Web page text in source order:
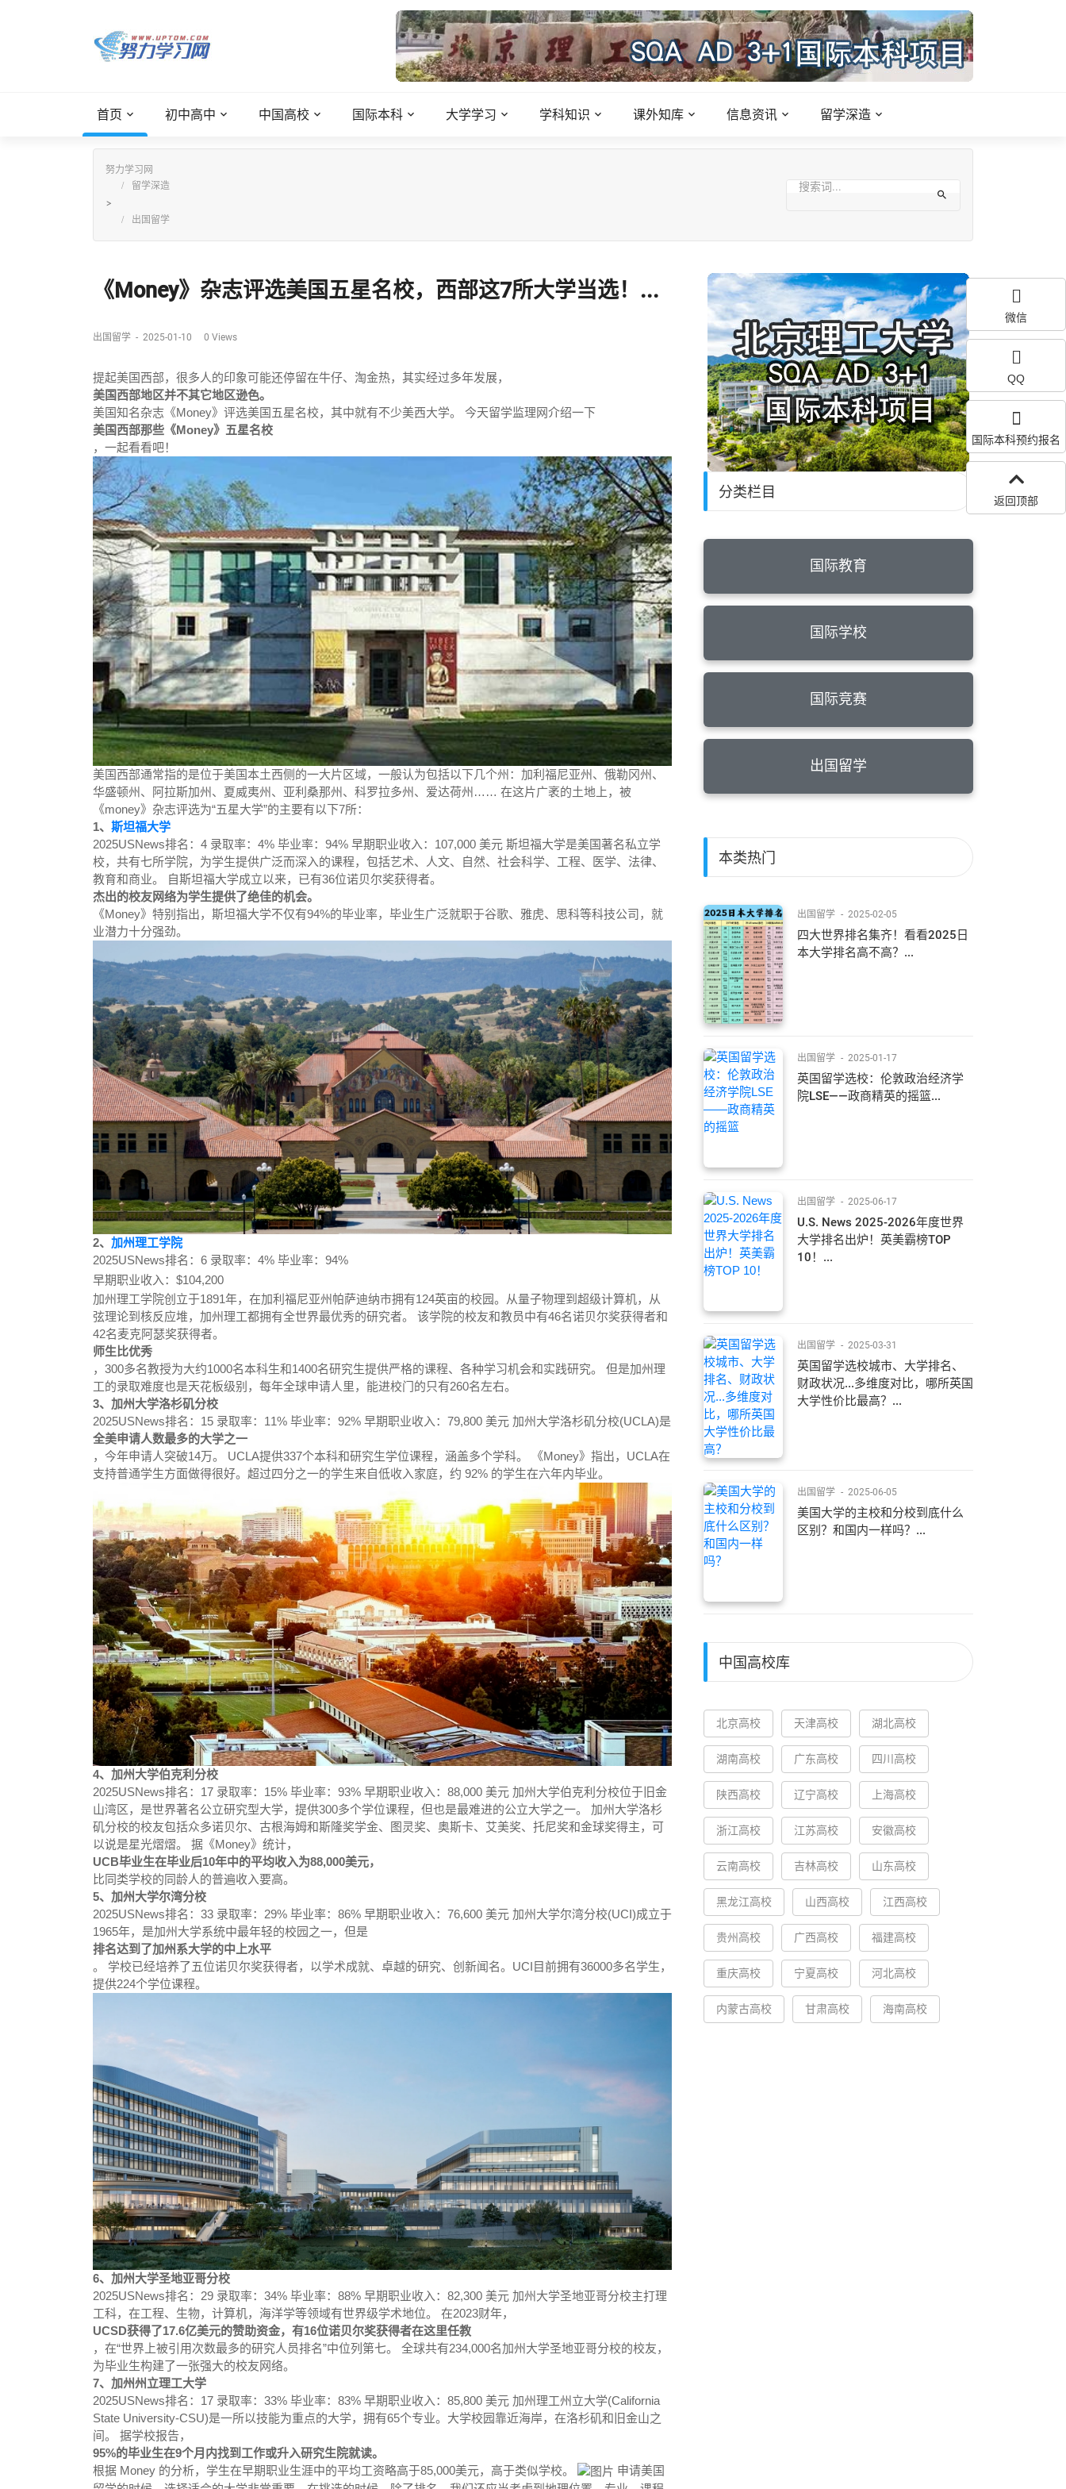
首页 初中高中 中国高校 国际本科 大学学习 学科知识 课外知库 信息资讯 留学深造
努力学习网
留学深造
>
出国留学
《Money》杂志评选美国五星名校，西部这7所大学当选！...
出国留学 - 2025-01-10 0 Views
提起美国西部，很多人的印象可能还停留在牛仔、淘金热，其实经过多年发展，
美国西部地区并不其它地区逊色。
美国知名杂志《Money》评选美国五星名校，其中就有不少美西大学。 今天留学监理网介绍一下
美国西部那些《Money》五星名校
，一起看看吧！
美国西部通常指的是位于美国本土西侧的一大片区域，一般认为包括以下几个州：加利福尼亚州、俄勒冈州、
华盛顿州、阿拉斯加州、夏威夷州、亚利桑那州、科罗拉多州、爱达荷州…… 在这片广袤的土地上，被
《money》杂志评选为“五星大学”的主要有以下7所：
1、 斯坦福大学
2025USNews排名：4 录取率：4% 毕业率：94% 早期职业收入：107,000 美元 斯坦福大学是美国著名私立学
校，共有七所学院，为学生提供广泛而深入的课程，包括艺术、人文、自然、社会科学、工程、医学、法律、
教育和商业。 自斯坦福大学成立以来，已有36位诺贝尔奖获得者。
杰出的校友网络为学生提供了绝佳的机会。
《Money》特别指出，斯坦福大学不仅有94%的毕业率，毕业生广泛就职于谷歌、雅虎、思科等科技公司，就
业潜力十分强劲。
2、 加州理工学院
2025USNews排名：6 录取率：4% 毕业率：94%
早期职业收入：$104,200
加州理工学院创立于1891年，在加利福尼亚州帕萨迪纳市拥有124英亩的校园。从量子物理到超级计算机，从
弦理论到核反应堆，加州理工都拥有全世界最优秀的研究者。 该学院的校友和教员中有46名诺贝尔奖获得者和
42名麦克阿瑟奖获得者。
师生比优秀
，300多名教授为大约1000名本科生和1400名研究生提供严格的课程、各种学习机会和实践研究。 但是加州理
工的录取难度也是天花板级别，每年全球申请人里，能进校门的只有260名左右。
3、加州大学洛杉矶分校
2025USNews排名：15 录取率：11% 毕业率：92% 早期职业收入：79,800 美元 加州大学洛杉矶分校(UCLA)是
全美申请人数最多的大学之一
，今年申请人突破14万。 UCLA提供337个本科和研究生学位课程，涵盖多个学科。 《Money》指出，UCLA在
支持普通学生方面做得很好。超过四分之一的学生来自低收入家庭，约 92% 的学生在六年内毕业。
4、加州大学伯克利分校
2025USNews排名：17 录取率：15% 毕业率：93% 早期职业收入：88,000 美元 加州大学伯克利分校位于旧金
山湾区，是世界著名公立研究型大学，提供300多个学位课程，但也是最难进的公立大学之一。 加州大学洛杉
矶分校的校友包括众多诺贝尔、古根海姆和斯隆奖学金、图灵奖、奥斯卡、艾美奖、托尼奖和金球奖得主，可
以说是星光熠熠。 据《Money》统计，
UCB毕业生在毕业后10年中的平均收入为88,000美元，
比同类学校的同龄人的普遍收入要高。
5、加州大学尔湾分校
2025USNews排名：33 录取率：29% 毕业率：86% 早期职业收入：76,600 美元 加州大学尔湾分校(UCI)成立于
1965年，是加州大学系统中最年轻的校园之一，但是
排名达到了加州系大学的中上水平
。 学校已经培养了五位诺贝尔奖获得者，以学术成就、卓越的研究、创新闻名。UCI目前拥有36000多名学生，
提供224个学位课程。
6、加州大学圣地亚哥分校
2025USNews排名：29 录取率：34% 毕业率：88% 早期职业收入：82,300 美元 加州大学圣地亚哥分校主打理
工科，在工程、生物，计算机，海洋学等领域有世界级学术地位。 在2023财年，
UCSD获得了17.6亿美元的赞助资金，有16位诺贝尔奖获得者在这里任教
，在“世界上被引用次数最多的研究人员排名”中位列第七。 全球共有234,000名加州大学圣地亚哥分校的校友，
为毕业生构建了一张强大的校友网络。
7、加州州立理工大学
2025USNews排名：17 录取率：33% 毕业率：83% 早期职业收入：85,800 美元 加州理工州立大学(California
State University-CSU)是一所以技能为重点的大学，拥有65个专业。大学校园靠近海岸，在洛杉矶和旧金山之
间。 据学校报告，
95%的毕业生在9个月内找到工作或升入研究生院就读。
根据 Money 的分析，学生在早期职业生涯中的平均工资略高于85,000美元，高于类似学校。
申请美国
分类栏目
国际教育
国际学校
国际竞赛
出国留学
本类热门
出国留学 - 2025-02-05
四大世界排名集齐！看看2025日
本大学排名高不高？...
出国留学 - 2025-01-17
英国留学选校：伦敦政治经济学
院LSE——政商精英的摇篮...
出国留学 - 2025-06-17
U.S. News 2025-2026年度世界
大学排名出炉！英美霸榜TOP
10！...
出国留学 - 2025-03-31
英国留学选校城市、大学排名、
财政状况...多维度对比，哪所英国
大学性价比最高？...
出国留学 - 2025-06-05
美国大学的主校和分校到底什么
区别？和国内一样吗？...
中国高校库
北京高校 天津高校 湖北高校
湖南高校 广东高校 四川高校
陕西高校 辽宁高校 上海高校
浙江高校 江苏高校 安徽高校
云南高校 吉林高校 山东高校
黑龙江高校 山西高校 江西高校
贵州高校 广西高校 福建高校
重庆高校 宁夏高校 河北高校
内蒙古高校 甘肃高校 海南高校
微信
QQ
国际本科预约报名
返回顶部